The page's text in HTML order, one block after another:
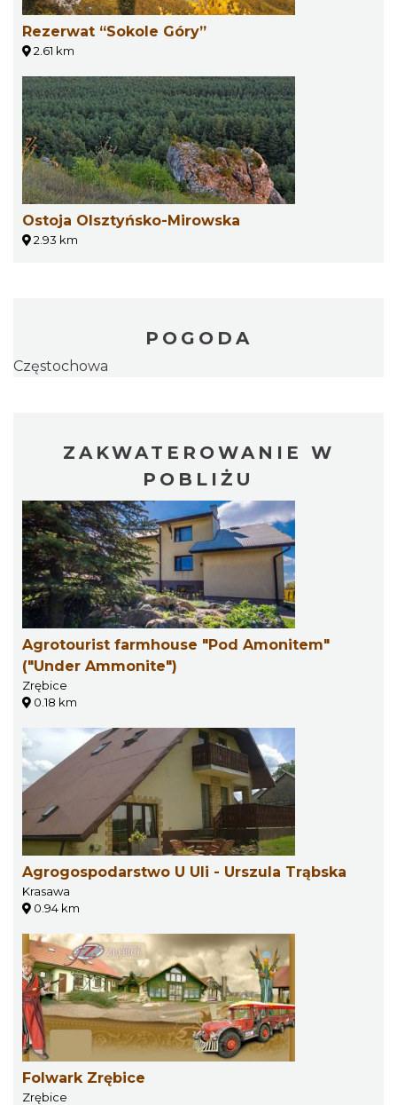
Rezerwat “Sokole Góry”
2.61 km
Ostoja Olsztyńsko-Mirowska
2.93 km
POGODA
Częstochowa
ZAKWATEROWANIE W
POBLIŻU
Agrotourist farmhouse "Pod Amonitem"
("Under Ammonite")
Zrębice
0.18 km
Agrogospodarstwo U Uli - Urszula Trąbska
Krasawa
0.94 km
Folwark Zrębice
Zrębice